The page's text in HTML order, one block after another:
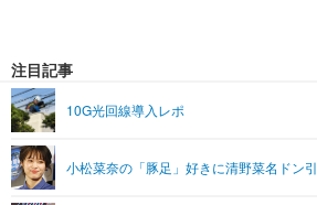
ライフ
リリース一覧
プッシュ通知の停止方法
注目記事
10G光回線導入レポ
小松菜奈の「豚足」好きに清野菜名ドン